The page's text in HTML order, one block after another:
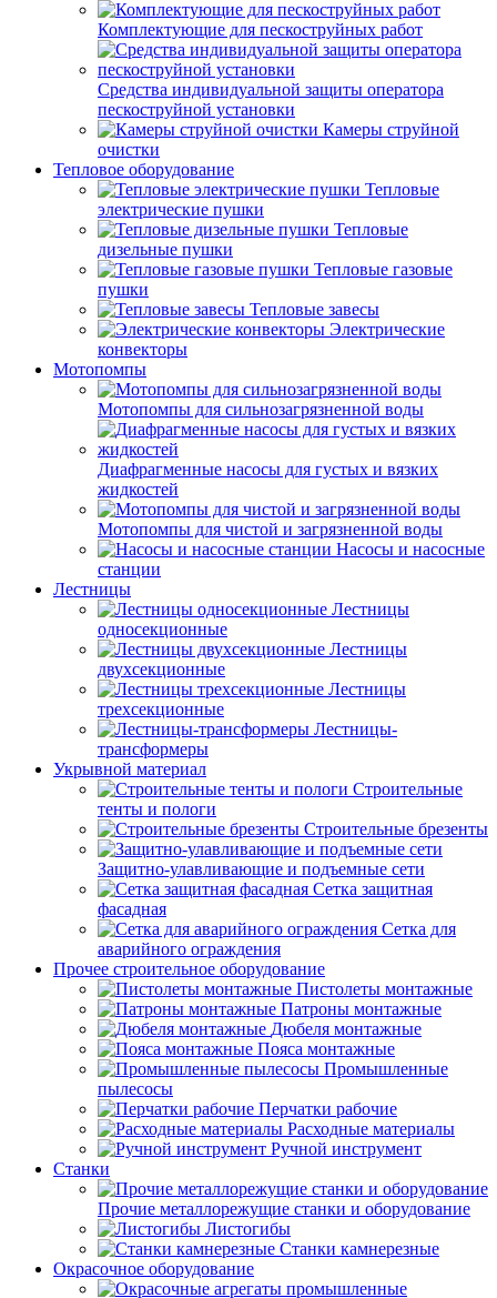
Комплектующие для пескоструйных работ
Средства индивидуальной защиты оператора
пескоструйной установки
Камеры струйной
очистки
Тепловое оборудование
Тепловые
электрические пушки
Тепловые
дизельные пушки
Тепловые газовые
пушки
Тепловые завесы
Электрические
конвекторы
Мотопомпы
Мотопомпы для сильнозагрязненной воды
Диафрагменные насосы для густых и вязких
жидкостей
Мотопомпы для чистой и загрязненной воды
Насосы и насосные
станции
Лестницы
Лестницы
односекционные
Лестницы
двухсекционные
Лестницы
трехсекционные
Лестницы-
трансформеры
Укрывной материал
Строительные
тенты и пологи
Строительные брезенты
Защитно-улавливающие и подъемные сети
Сетка защитная
фасадная
Сетка для
аварийного ограждения
Прочее строительное оборудование
Пистолеты монтажные
Патроны монтажные
Дюбеля монтажные
Пояса монтажные
Промышленные
пылесосы
Перчатки рабочие
Расходные материалы
Ручной инструмент
Станки
Прочие металлорежущие станки и оборудование
Листогибы
Станки камнерезные
Окрасочное оборудование